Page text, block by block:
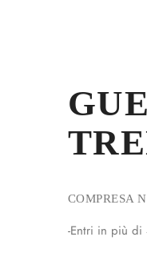
COMPRESA
-Entri in più di